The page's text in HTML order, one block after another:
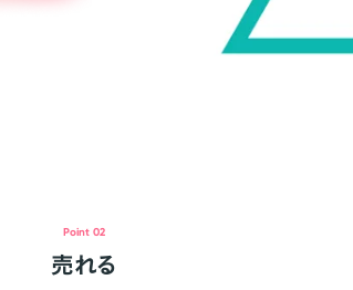
Point 02
売れる